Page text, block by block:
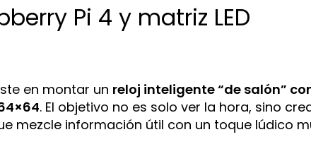
Pi 4 y matriz LED
en montar un reloj inteligente “de salón”
. El objetivo no es solo ver la hora, sino
mezcle información útil con un toque lúdico